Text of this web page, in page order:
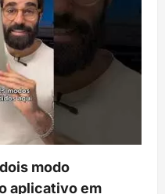
modo
aplicativo em